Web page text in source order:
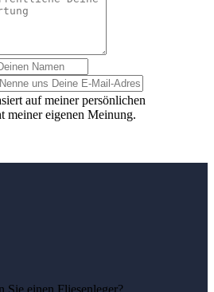
auf meiner persönlichen
meiner eigenen Meinung.